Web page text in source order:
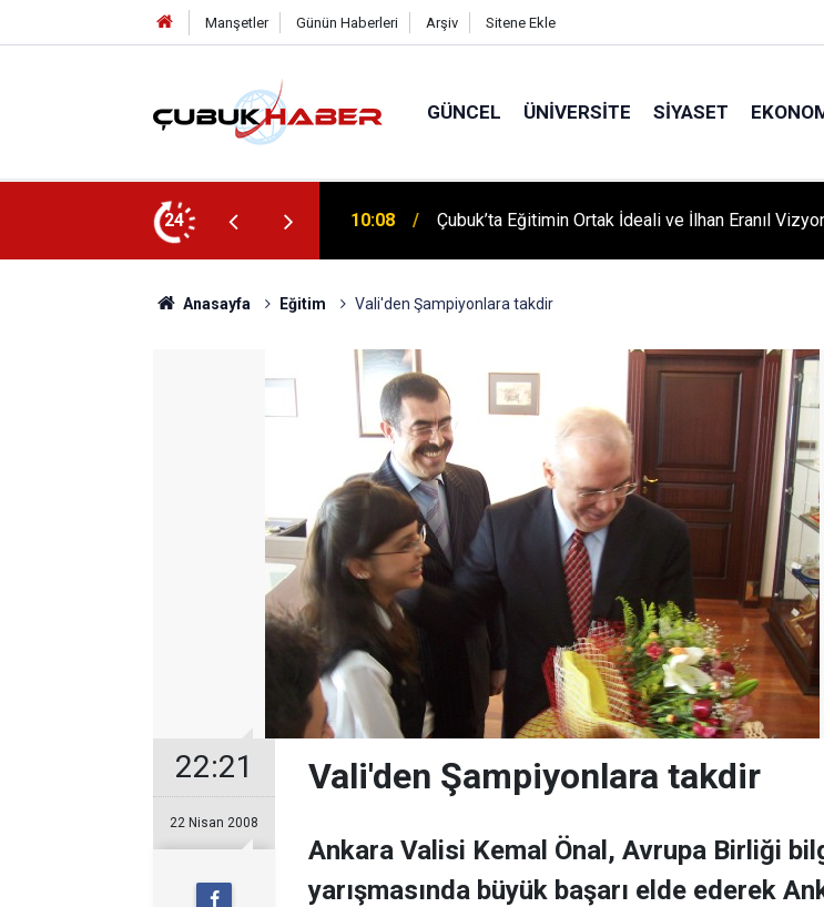
Manşetler Günün Haberleri Arşiv Sitene Ekle
GÜNCEL ÜNIVERSITE SIYASET
24 12:06 ÇUBUK’TA ‘YAZA MERHABA’ COŞKUSU:
Anasayfa Eğitim Vali'den Şampiyonlara takdir
22:21
22 Nisan 2008
Vali'den Şampiyonlara takdir
Ankara Valisi Kemal Önal, Avrupa Birliği
yarışmasında büyük başarı elde ederek